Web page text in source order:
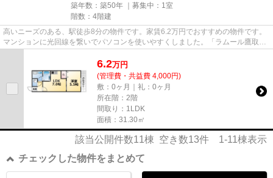
築年数：築50年 ｜募集中： 1室
階数：4階建
高いニーズのある、駅徒歩8分の物件です。家賃6.2万円でおすすめの物件です。
マンションに光回線を繋いでパソコンを使いやすくしました。「ラムール鷹取」
6.2万円
(管理費・共益費 4,000円)
敷：0ヶ月｜礼：0ヶ月
所在階：2階
間取り：1LDK
面積：31.30㎡
該当公開件数11棟 空き数13件 1-11棟表示
チェックした物件をまとめて